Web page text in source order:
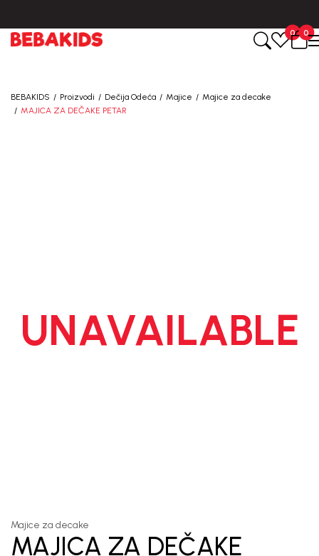
0
0
BEBAKIDS Proizvodi Dečija Odeća Majice
Majice za decake
MAJICA ZA DEČAKE PETAR
UNAVAILABLE
Majice za decake
MAJICA ZA DEČAKE